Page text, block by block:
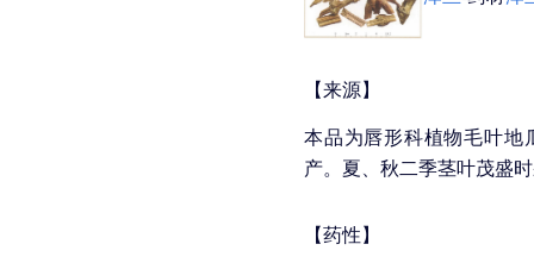
【来源】
本品为唇形科植物毛叶地
产。夏、秋二季茎叶茂盛
【药性】